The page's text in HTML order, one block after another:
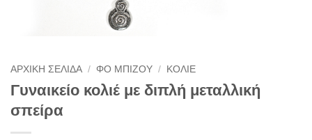
ΑΡΧΙΚΉ ΣΕΛΊΔΑ / ΦΟ ΜΠΙΖΟΎ / ΚΟΛΙΈ
Γυναικείο κολιέ με διπλή μεταλλική
σπείρα